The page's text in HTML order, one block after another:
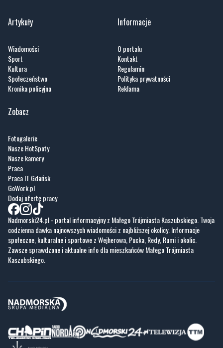
Sport
Kronika policyjna
Kontakt
Reklama
Zobacz
Nasze HotSpoty
Praca IT Gdańsk
GoWork.pl
Dodaj ofertę pracy
Nadmorski24.pl - portal informacyjny z Małego Trójmiasta Kaszubskiego. Twoja
codzienna dawka najnowszych wiadomości z najbliższej okolicy. Informacje
społeczne, kulturalne i sportowe z Wejherowa, Pucka, Redy, Rumi i okolic.
Zawsze sprawdzone i aktualne info dla mieszkańców Małego Trójmiasta
Kaszubskiego.
Copyrights © Nadmorski24.pl 2026 r.
Projekt i wykonaniePixlab.pl